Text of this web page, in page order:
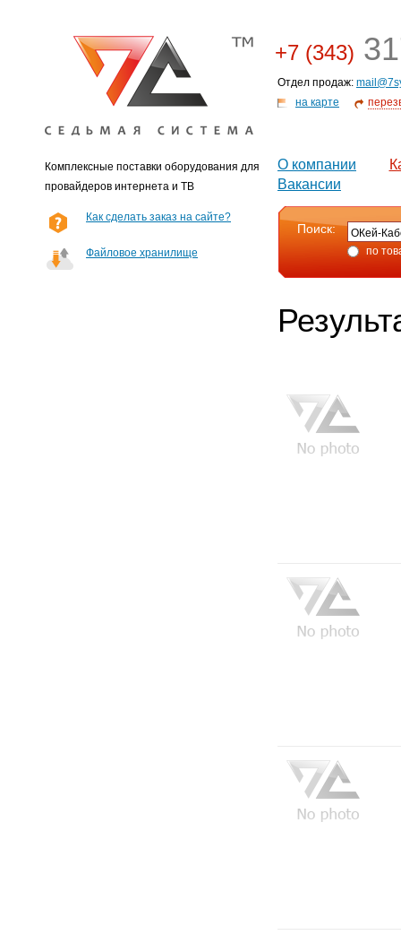
Комплексные поставки оборудования для
провайдеров интернета и ТВ
+7 (343)
Отдел продаж:
на карте
О компании
Вакансии
Как сделать заказ на сайте?
Файловое хранилище
Поиск:
по